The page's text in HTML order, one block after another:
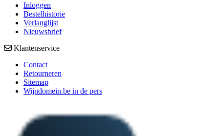
Inloggen
Bestelhistorie
Verlanglijst
Nieuwsbrief
Klantenservice
Contact
Retourneren
Sitemap
Wijndomein.be in de pers